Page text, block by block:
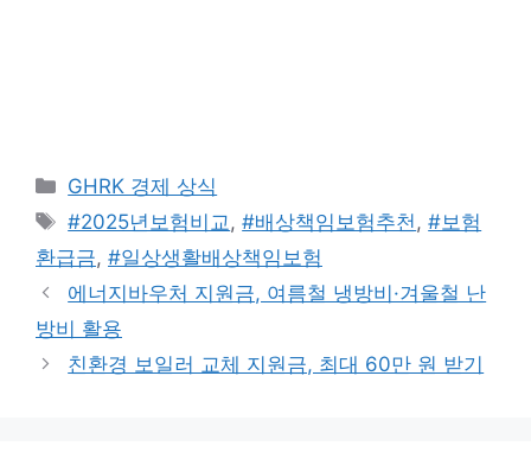
카
테
리
GHRK 경제 상식
태
그
#2025년보험비교 ,#배상책임보험추천 ,#보험
환급금, #일상생활배상책임보험
에너지바우처 지원금, 여름철 냉방비·겨울철 난
방비 활용
친환경 보일러 교체 지원금, 최대 60만 원 받기